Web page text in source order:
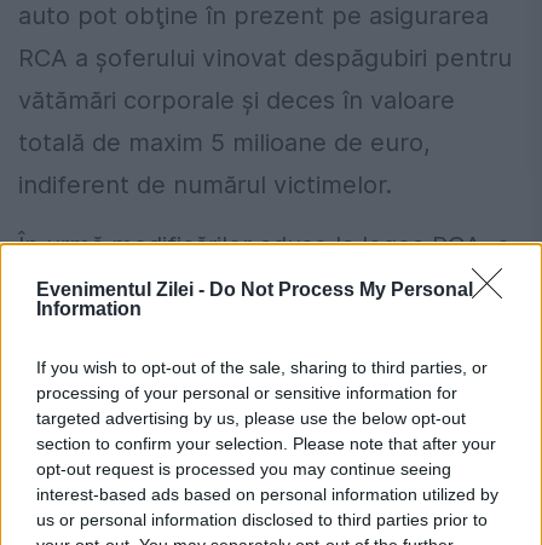
Evenimentul Zilei - Do Not Process My Personal
Information
If you wish to opt-out of the sale, sharing to third parties, or
processing of your personal or sensitive information for
targeted advertising by us, please use the below opt-out
section to confirm your selection. Please note that after your
opt-out request is processed you may continue seeing
interest-based ads based on personal information utilized by
us or personal information disclosed to third parties prior to
auto pot obţine în prezent pe asigurarea
RCA a şoferului vinovat despăgubiri pentru
vătămări corporale şi deces în valoare
totală de maxim 5 milioane de euro,
indiferent de numărul victimelor.
În urmă modificărilor aduse la legea RCA, o
victimăț nu va mai putea obţine mai mult
corporale.
Cum verifici dacă ai datorii la Primărie?
Metoda prin care afli online dacă ai
restanțe la taxe și impozite